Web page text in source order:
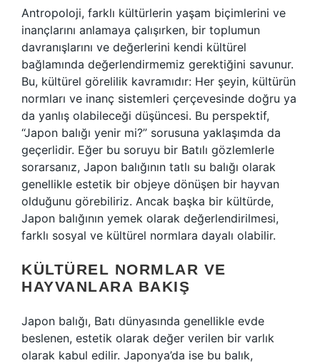
Antropoloji, farklı kültürlerin yaşam biçimlerini ve
inançlarını anlamaya çalışırken, bir toplumun
davranışlarını ve değerlerini kendi kültürel
bağlamında değerlendirmemiz gerektiğini savunur.
Bu, kültürel görelilik kavramıdır: Her şeyin, kültürün
normları ve inanç sistemleri çerçevesinde doğru ya
da yanlış olabileceği düşüncesi. Bu perspektif,
“Japon balığı yenir mi?” sorusuna yaklaşımda da
geçerlidir. Eğer bu soruyu bir Batılı gözlemlerle
sorarsanız, Japon balığının tatlı su balığı olarak
genellikle estetik bir objeye dönüşen bir hayvan
olduğunu görebiliriz. Ancak başka bir kültürde,
Japon balığının yemek olarak değerlendirilmesi,
farklı sosyal ve kültürel normlara dayalı olabilir.
KÜLTÜREL NORMLAR VE
HAYVANLARA BAKIŞ
Japon balığı, Batı dünyasında genellikle evde
beslenen, estetik olarak değer verilen bir varlık
olarak kabul edilir. Japonya’da ise bu balık,